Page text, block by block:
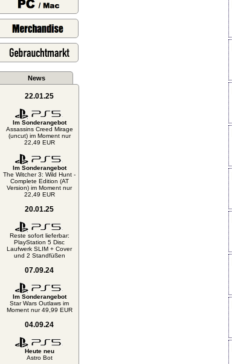
News
22.01.25
Im Sonderangebot
Assassins Creed Mirage
(uncut) im Moment nur
22,49 EUR
Im Sonderangebot
The Witcher 3: Wild Hunt -
Complete Edition (AT
Version) im Moment nur
22,49 EUR
20.01.25
Reste sofort lieferbar:
PlayStation 5 Disc
Laufwerk SLIM + Cover
und 2 Standfüßen
07.09.24
Im Sonderangebot
Star Wars Outlaws im
Moment nur 49,99 EUR
04.09.24
Heute neu
Astro Bot